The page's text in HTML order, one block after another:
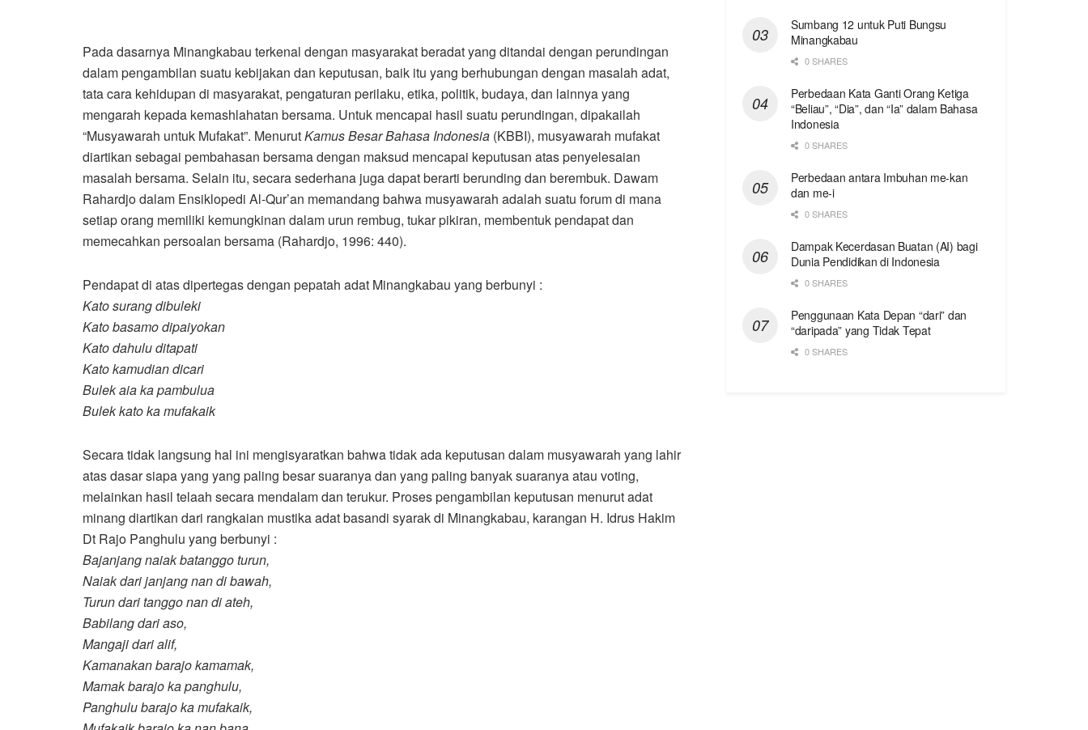
Pada dasarnya Minangkabau terkenal dengan masyarakat beradat yang ditandai dengan perundingan
dalam pengambilan suatu kebijakan dan keputusan, baik itu yang berhubungan dengan masalah adat,
tata cara kehidupan di masyarakat, pengaturan perilaku, etika, politik, budaya, dan lainnya yang
mengarah kepada kemashlahatan bersama. Untuk mencapai hasil suatu perundingan, dipakailah
“Musyawarah untuk Mufakat”. MenurutKamus Besar Bahasa Indonesia (KBBI), musyawarah mufakat
diartikan sebagai pembahasan bersama dengan maksud mencapai keputusan atas penyelesaian
masalah bersama. Selain itu, secara sederhana juga dapat berarti berunding dan berembuk. Dawam
Rahardjo dalam Ensiklopedi Al-Qur’an memandang bahwa musyawarah adalah suatu forum di mana
setiap orang memiliki kemungkinan dalam urun rembug, tukar pikiran, membentuk pendapat dan
memecahkan persoalan bersama (Rahardjo, 1996: 440).
Pendapat di atas dipertegas dengan pepatah adat Minangkabau yang berbunyi :
Kato surang dibuleki
Kato basamo dipaiyokan
Kato dahulu ditapati
Kato kamudian dicari
Bulek aia ka pambulua
Bulek kato ka mufakaik
Secara tidak langsung hal ini mengisyaratkan bahwa tidak ada keputusan dalam musyawarah yang lahir
atas dasar siapa yang yang paling besar suaranya dan yang paling banyak suaranya atau voting,
melainkan hasil telaah secara mendalam dan terukur. Proses pengambilan keputusan menurut adat
minang diartikan dari rangkaian mustika adat basandi syarak di Minangkabau, karangan H. Idrus Hakim
Dt Rajo Panghulu yang berbunyi :
Bajanjang naiak batanggo turun,
Naiak dari janjang nan di bawah,
Turun dari tanggo nan di ateh,
Babilang dari aso,
Mangaji dari alif,
Kamanakan barajo kamamak,
Mamak barajo ka panghulu,
Panghulu barajo ka mufakaik,
Sumbang 12 untuk Puti Bungsu
Minangkabau
0 SHARES
Perbedaan Kata Ganti Orang Ketiga
“Beliau”, “Dia”, dan “Ia” dalam Bahasa
Indonesia
0 SHARES
Perbedaan antara Imbuhan me-kan
dan me-i
0 SHARES
Dampak Kecerdasan Buatan (AI) bagi
Dunia Pendidikan di Indonesia
0 SHARES
Penggunaan Kata Depan “dari” dan
“daripada” yang Tidak Tepat
0 SHARES